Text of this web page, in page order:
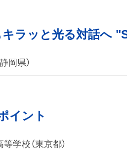
ラッと光る対話へ
岡県）
イント
学校（東京都）